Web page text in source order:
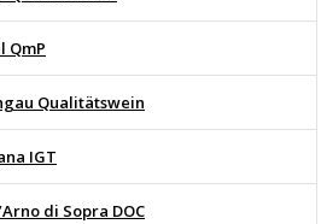
QmP
Qualitätswein
IGT
di Sopra DOC